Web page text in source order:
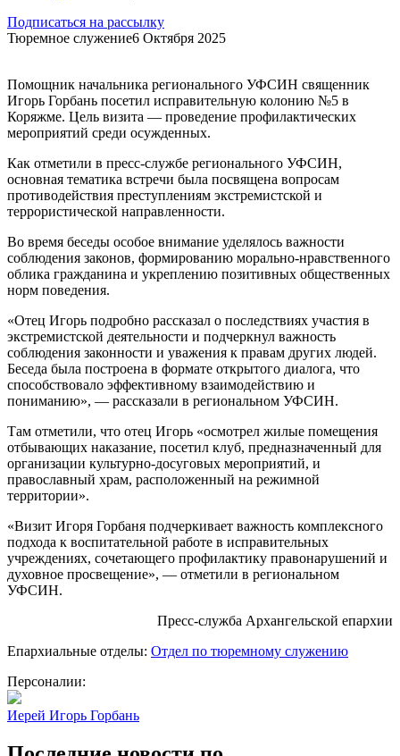
Подписаться на рассылку
Тюремное служение6 Октября 2025
Помощник начальника регионального УФСИН священник
Игорь Горбань посетил исправительную колонию №5 в
Коряжме. Цель визита — проведение профилактических
мероприятий среди осужденных.
Как отметили в пресс-службе регионального УФСИН,
основная тематика встречи была посвящена вопросам
противодействия преступлениям экстремистской и
террористической направленности.
Во время беседы особое внимание уделялось важности
соблюдения законов, формированию морально-нравственного
облика гражданина и укреплению позитивных общественных
норм поведения.
«Отец Игорь подробно рассказал о последствиях участия в
экстремистской деятельности и подчеркнул важность
соблюдения законности и уважения к правам других людей.
Беседа была построена в формате открытого диалога, что
способствовало эффективному взаимодействию и
пониманию», — рассказали в региональном УФСИН.
Там отметили, что отец Игорь «осмотрел жилые помещения
отбывающих наказание, посетил клуб, предназначенный для
организации культурно-досуговых мероприятий, и
православный храм, расположенный на режимной
территории».
«Визит Игоря Горбаня подчеркивает важность комплексного
подхода к воспитательной работе в исправительных
учреждениях, сочетающего профилактику правонарушений и
духовное просвещение», — отметили в региональном
УФСИН.
Пресс-служба Архангельской епархии
Епархиальные отделы: Отдел по тюремному служению
Персоналии:
Иерей Игорь Горбань